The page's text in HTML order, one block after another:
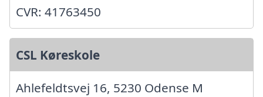
CVR: 41763450
CSL Køreskole
Ahlefeldtsvej 16, 5230 Odense M